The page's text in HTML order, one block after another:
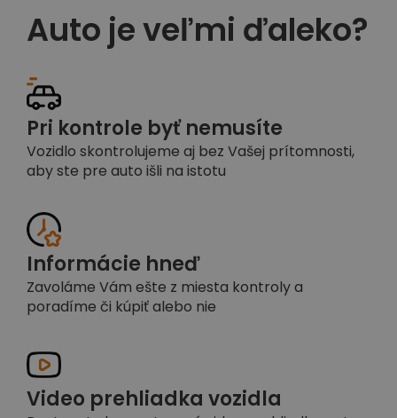
Auto je veľmi ďaleko?
Pri kontrole byť nemusíte
Vozidlo skontrolujeme aj bez Vašej prítomnosti,
aby ste pre auto išli na istotu
Informácie hneď
Zavoláme Vám ešte z miesta kontroly a
poradíme či kúpiť alebo nie
Video prehliadka vozidla